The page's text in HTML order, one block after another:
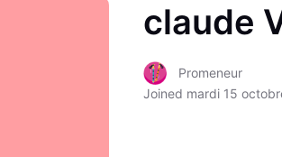
claude
Promeneur
Joined mardi 15